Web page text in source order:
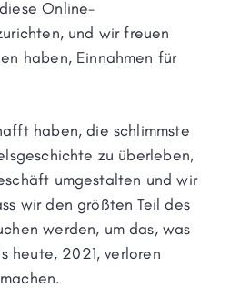
Online-
und wir freuen
haben, Einnahmen für
haben, die schlimmste
zu überleben,
umgestalten und wir
wir den größten Teil des
werden, um das, was
heute, 2021, verloren